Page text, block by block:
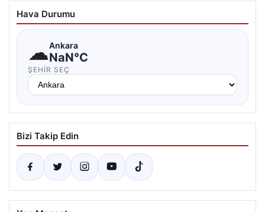
Hava Durumu
☁Ankara
NaN°C
ŞEHIR SEÇ
Bizi Takip Edin